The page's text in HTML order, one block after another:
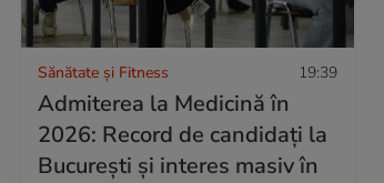
Sănătate și Fitness 19:39
Admiterea la Medicină în
2026: Record de candidați la
București și interes masiv în